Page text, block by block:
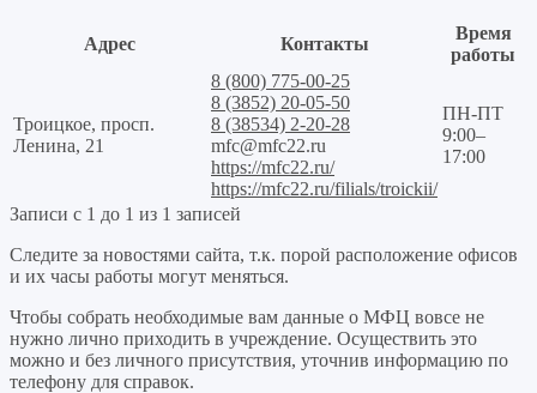
Адрес Контакты
Время
работы
Троицкое, просп.
Ленина, 21
8 (800) 775-00-25
8 (3852) 20-05-50
8 (38534) 2-20-28
mfc@mfc22.ru
https://mfc22.ru/
https://mfc22.ru/filials/troickii/
ПН-ПТ
9:00–
17:00
Записи с 1 до 1 из 1 записей
Следите за новостями сайта, т.к. порой расположение офисов
и их часы работы могут меняться.
Чтобы собрать необходимые вам данные о МФЦ вовсе не
нужно лично приходить в учреждение. Осуществить это
можно и без личного присутствия, уточнив информацию по
телефону для справок.